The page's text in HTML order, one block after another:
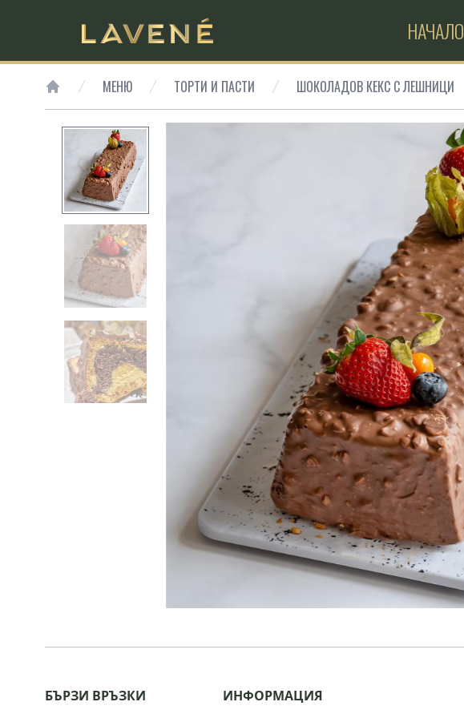
НАЧАЛО
МЕНЮ ТОРТИ И ПАСТИ ШОКОЛАДОВ КЕКС С ЛЕШНИЦИ
SMALL PREVIEW
SMALL PREVIEW
SMALL PREVIEW
БЪРЗИ ВРЪЗКИ ИНФОРМАЦИЯ